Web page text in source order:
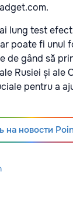
lung test
poate fi unul
de gând să
Rusiei și ale
pentru a
на новости